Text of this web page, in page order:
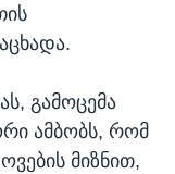
გამოცემა
ამბობს, რომ
მიზნით,